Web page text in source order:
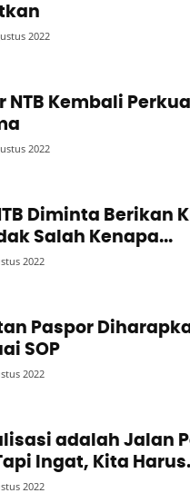
2022
NTB Kembali
2022
Diminta Berikan
Salah Kenapa...
2022
Paspor
SOP
2022
adalah Jalan
Ingat, Kita
2022